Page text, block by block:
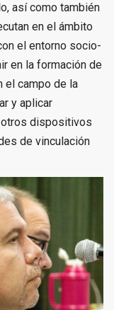
así como también
en el ámbito
el entorno socio-
en la formación de
el campo de la
y aplicar
dispositivos
de vinculación